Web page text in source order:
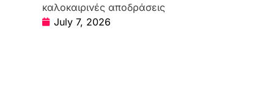
καλοκαιρινές αποδράσεις
July 7, 2026